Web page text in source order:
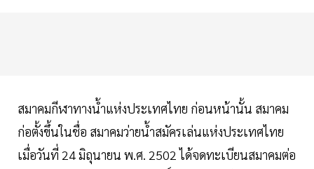
สมาคมกีฬาทางน้ำแห่งประเทศไทย ก่อนหน้านั้น สมาคม
ก่อตั้งขึ้นในชื่อ สมาคมว่ายน้ำสมัครเล่นแห่งประเทศไทย
เมื่อวันที่ 24 มิถุนายน พ.ศ. 2502 ได้จดทะเบียนสมาคมต่อ